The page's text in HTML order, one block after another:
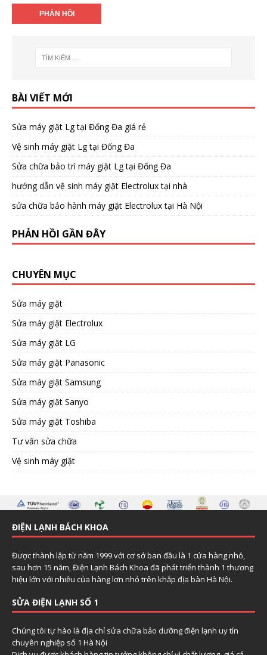
BÀI VIẾT MỚI
Sửa máy giặt Lg tại Đống Đa giá rẻ
Vệ sinh máy giặt Lg tại Đống Đa
Sửa chữa bảo trì máy giặt Lg tại Đống Đa
hướng dẫn vệ sinh máy giặt Electrolux tại nhà
sửa chữa bảo hành máy giặt Electrolux tại Hà Nội
PHẢN HỒI GẦN ĐÂY
CHUYÊN MỤC
Sửa máy giặt
Sửa máy giặt Electrolux
Sửa máy giặt LG
Sửa máy giặt Panasonic
Sửa máy giặt Samsung
Sửa máy giặt Sanyo
Sửa máy giặt Toshiba
Tư vấn sửa chữa
Vệ sinh máy giặt
ĐIỆN LẠNH BÁCH KHOA
Được thành lập từ năm 1999 với cơ sở ban đầu là 1 cửa hàng nhỏ,
sau hơn 15 năm, Điện Lạnh Bách Khoa đã phát triển thành 1 thương
hiệu lớn với nhiều của hàng lơn nhỏ trên khắp địa bàn Hà Nội.
SỬA ĐIỆN LẠNH SỐ 1
Chúng tôi tự hào là địa chỉ sửa chữa bảo dưỡng điện lạnh uy tín
chuyên nghiệp số 1 Hà Nội